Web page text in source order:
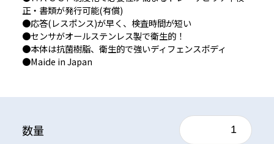
正・書類が発行可能(有償)
●応答(レスポンス)が早く、検査時間が短い
●センサがオールステンレス製で衛生的！
●本体は抗菌樹脂、衛生的で強いディフェンスボディ
●Maide in Japan
数量